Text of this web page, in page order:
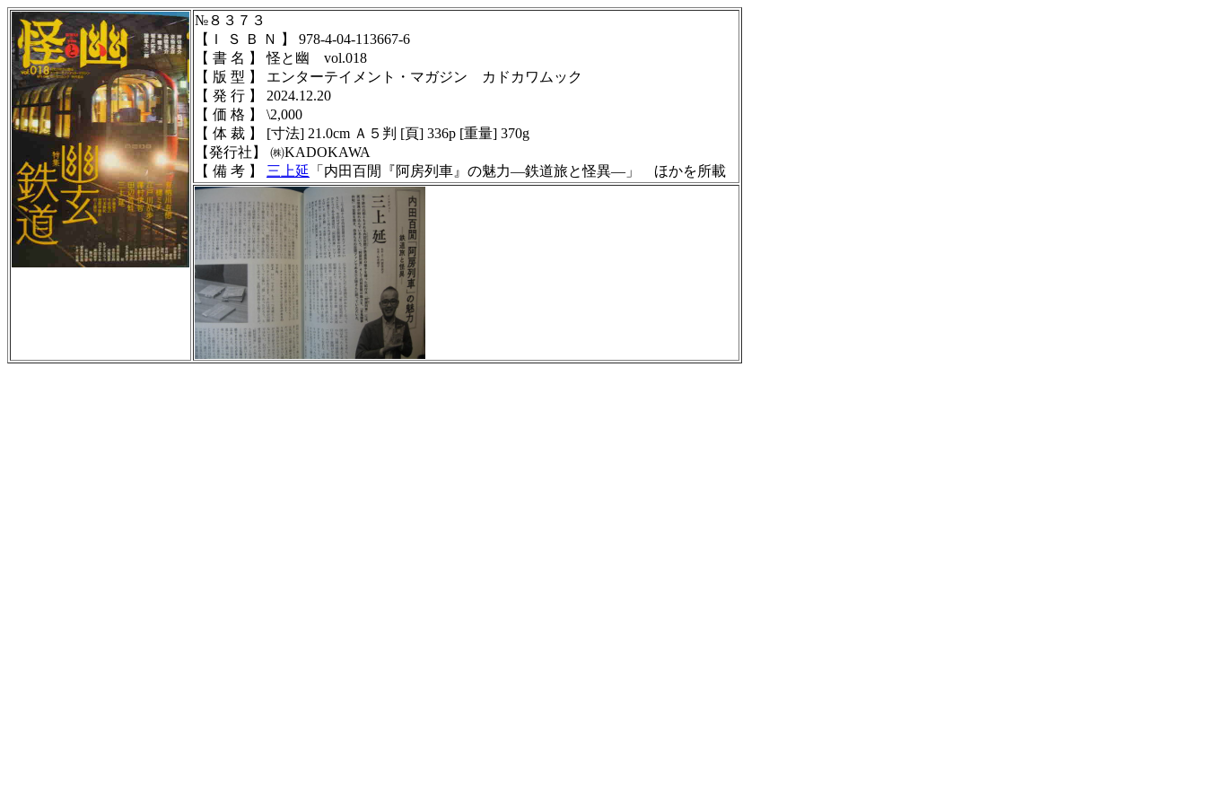
№８３７３
【Ｉ Ｓ Ｂ Ｎ 】 978-4-04-113667-6
【 書 名 】 怪と幽 vol.018
【 版 型 】 エンターテイメント・マガジン カドカワムック
【 発 行 】 2024.12.20
【 価 格 】 \2,000
【 体 裁 】 [寸法] 21.0cm Ａ５判 [頁] 336p [重量] 370g
【発行社】 ㈱KADOKAWA
【 備 考 】 三上延 「内田百閒『阿房列車』の魅力―鉄道旅と怪異―」 ほかを所載